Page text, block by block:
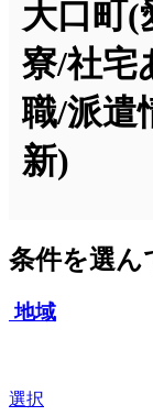
大口町(
寮/社宅
職/派遣
新)
条件を選ん
地域
選択